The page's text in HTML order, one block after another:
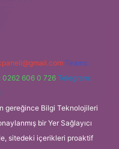
Teams:
0262 606 0 726 Telegram:
gereğince Bilgi Teknolojileri
bir Yer Sağlayıcı
sitedeki içerikleri proaktif